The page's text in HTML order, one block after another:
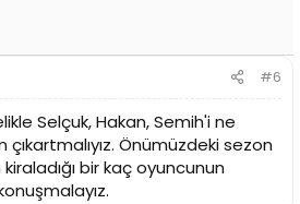
#6
Selçuk, Hakan, Semih'i ne
Önümüzdeki sezon
bir kaç oyuncunun